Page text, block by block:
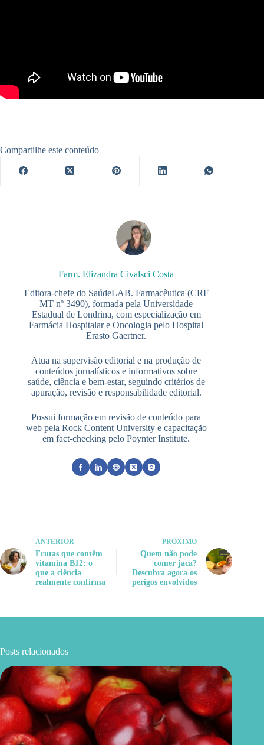
Compartilhe este conteúdo
Farm. Elizandra Civalsci Costa
Editora-chefe do SaúdeLAB. Farmacêutica (CRF
MT nº 3490), formada pela Universidade
Estadual de Londrina, com especialização em
Farmácia Hospitalar e Oncologia pelo Hospital
Erasto Gaertner.
Atua na supervisão editorial e na produção de
conteúdos jornalísticos e informativos sobre
saúde, ciência e bem-estar, seguindo critérios de
apuração, revisão e responsabilidade editorial.
Possui formação em revisão de conteúdo para
web pela Rock Content University e capacitação
em fact-checking pelo Poynter Institute.
ANTERIOR
Frutas que contêm
vitamina B12: o
que a ciência
realmente confirma
PRÓXIMO
Quem não pode
comer jaca?
Descubra agora os
perigos envolvidos
Posts relacionados